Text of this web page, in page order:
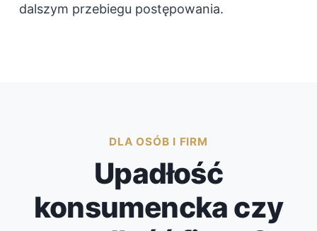
dalszym przebiegu postępowania.
DLA OSÓB I FIRM
Upadłość
konsumencka czy